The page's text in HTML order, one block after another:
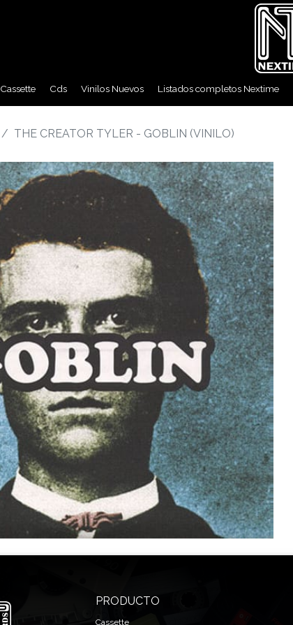
Cassette Cds Vinilos Nuevos Listados completos Nextime
THE CREATOR TYLER - GOBLIN (VINILO)
PRODUCTO
Cassette